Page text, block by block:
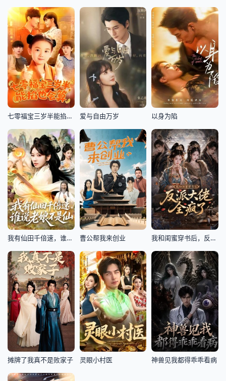
七零福宝三岁半能掐也会算 爱与自由万岁 以身为陷
我有仙田千倍速，谁说老娘不是仙 曹公帮我来创业 我和闺蜜穿书后，反派大佬全疯了
摊牌了我真不是败家子 灵眼小村医 神兽见我都得乖乖看病